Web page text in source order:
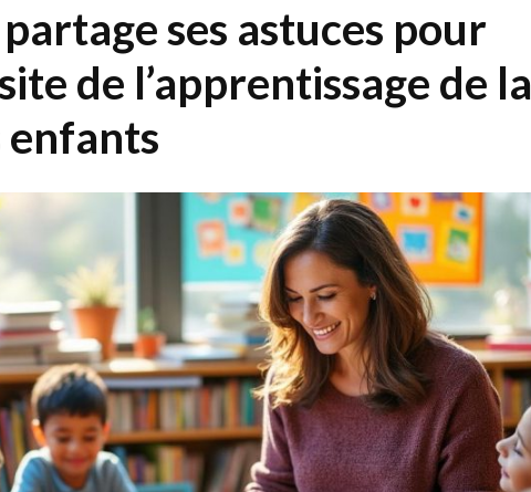
ses astuces pour
de l’apprentissage de la
enfants